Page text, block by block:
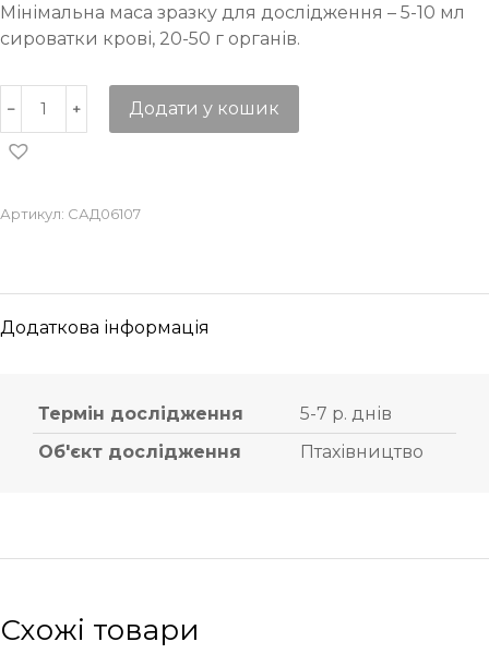
Мінімальна маса зразку для дослідження – 5-10 мл
сироватки крові, 20-50 г органів.
Додати у кошик
Артикул: САД06107
Додаткова інформація
Термін дослідження
5-7 р. днів
Об'єкт дослідження
Птахівництво
Схожі товари